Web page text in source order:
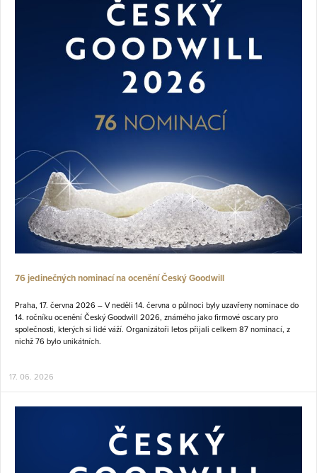
76 jedinečných nominací na ocenění Český Goodwill
Praha, 17. června 2026 – V neděli 14. června o půlnoci byly uzavřeny nominace do
14. ročníku ocenění Český Goodwill 2026, známého jako firmové oscary pro
společnosti, kterých si lidé váží. Organizátoři letos přijali celkem 87 nominací, z
nichž 76 bylo unikátních.
17. 06. 2026